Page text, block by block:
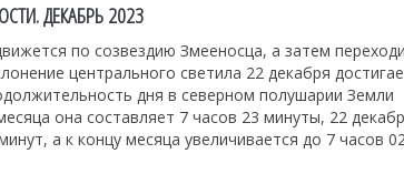
ДЕКАБРЬ 2023
по созвездию Змееносца, а затем
центрального светила 22 декабря
дня в северном полушарии Земли
она составляет 7 часов 23 минуты, 22
а к концу месяца увеличивается до 7 часов